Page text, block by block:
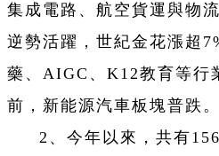
集成電路、航空貨運與物
逆勢活躍，世紀金花漲超
藥、AIGC、K12教育等行
前，新能源汽車板塊普跌
2、今年以來，共有